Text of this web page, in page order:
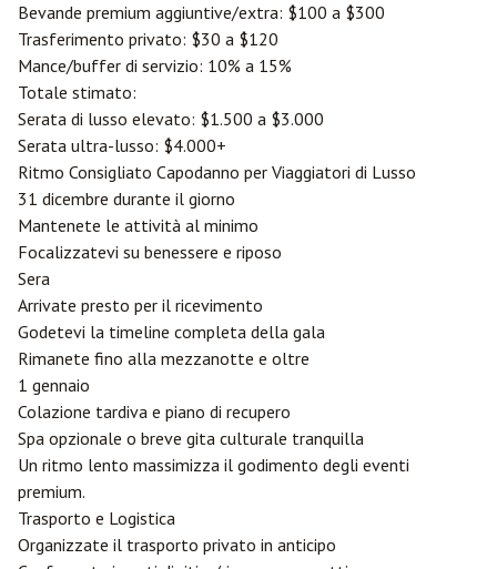
Bevande premium aggiuntive/extra: $100 a $300
Trasferimento privato: $30 a $120
Mance/buffer di servizio: 10% a 15%
Totale stimato:
Serata di lusso elevato: $1.500 a $3.000
Serata ultra-lusso: $4.000+
Ritmo Consigliato Capodanno per Viaggiatori di Lusso
31 dicembre durante il giorno
Mantenete le attività al minimo
Focalizzatevi su benessere e riposo
Sera
Arrivate presto per il ricevimento
Godetevi la timeline completa della gala
Rimanete fino alla mezzanotte e oltre
1 gennaio
Colazione tardiva e piano di recupero
Spa opzionale o breve gita culturale tranquilla
Un ritmo lento massimizza il godimento degli eventi
premium.
Trasporto e Logistica
Organizzate il trasporto privato in anticipo